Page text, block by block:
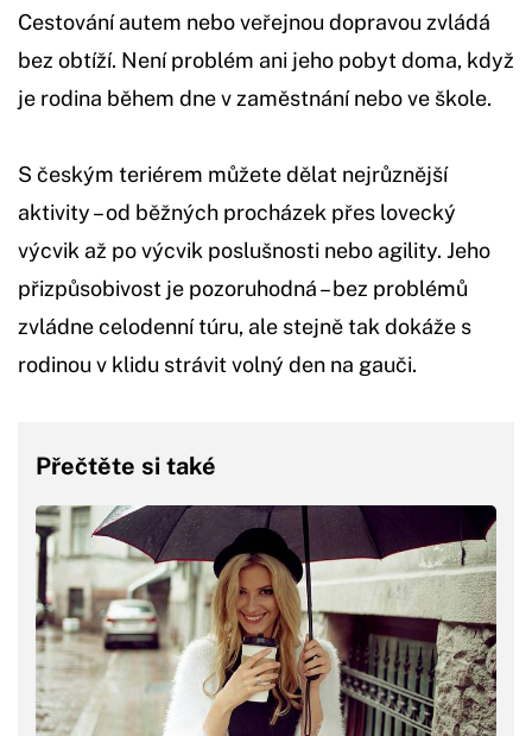
Cestování autem nebo veřejnou dopravou zvládá
bez obtíží. Není problém ani jeho pobyt doma, když
je rodina během dne v zaměstnání nebo ve škole.
S českým teriérem můžete dělat nejrůznější
aktivity – od běžných procházek přes lovecký
výcvik až po výcvik poslušnosti nebo agility. Jeho
přizpůsobivost je pozoruhodná – bez problémů
zvládne celodenní túru, ale stejně tak dokáže s
rodinou v klidu strávit volný den na gauči.
Přečtěte si také